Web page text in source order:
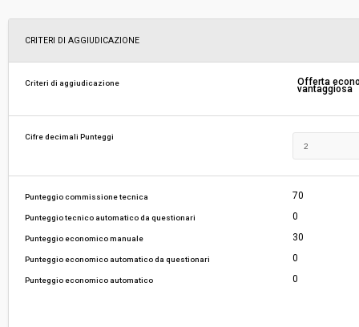
Svolgimento:
Responsabile attuale:
CENTRALE UNICA DI COMMITTENZA COMUNI
DEL CASENTINO - CENTRALE UNICA DI
CRITERI DI AGGIUDICAZIONE
Criteri di aggiudicazione Offerta
vantaggiosa
Cifre decimali Punteggi
Punteggio commissione tecnica 70
Punteggio tecnico automatico da questionari 0
Punteggio economico manuale 30
Punteggio economico automatico da questionari 0
Punteggio economico automatico 0